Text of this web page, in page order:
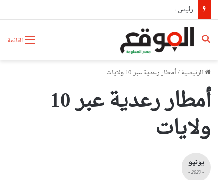
القائمة بحث عن
الرئيسية/أمطار رعدية عبر 10 ولايات
أمطار رعدية عبر 10
ولايات
يونيو
- 2023 -